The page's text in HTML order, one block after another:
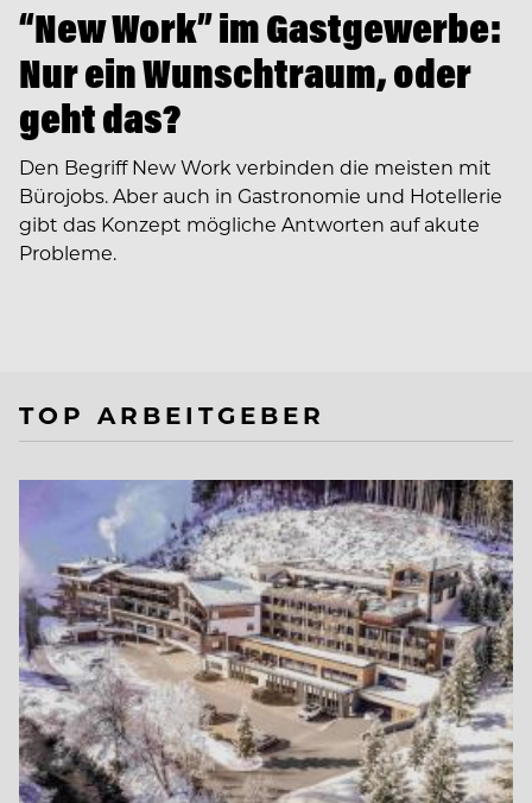
“New Work” im Gastgewerbe:
Nur ein Wunschtraum, oder
geht das?
Den Begriff New Work verbinden die meisten mit
Bürojobs. Aber auch in Gastronomie und Hotellerie
gibt das Konzept mögliche Antworten auf akute
Probleme.
TOP ARBEITGEBER